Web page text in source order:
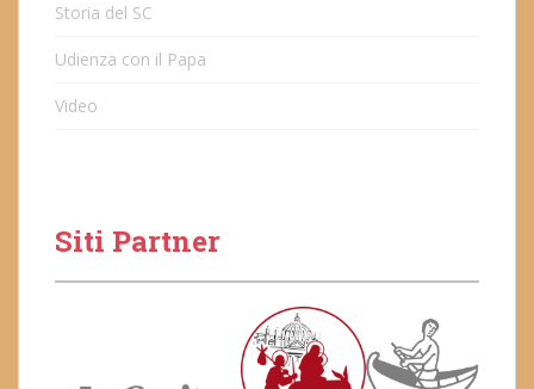
Storia del SC
Udienza con il Papa
Video
Siti Partner